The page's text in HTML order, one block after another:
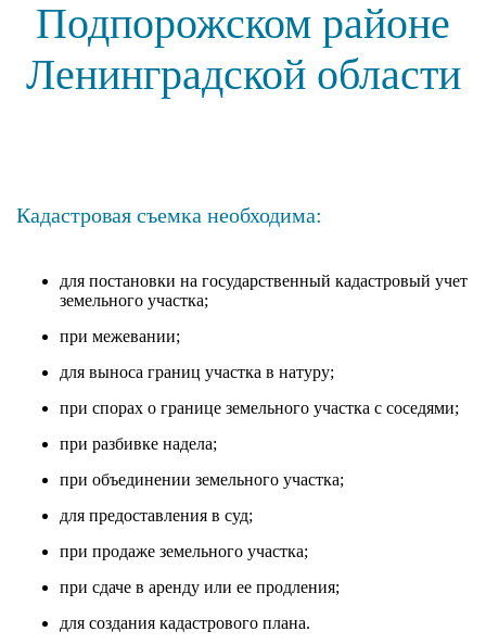
Подпорожском районе
Ленинградской области
Кадастровая съемка необходима:
для постановки на государственный кадастровый учет
земельного участка;
при межевании;
для выноса границ участка в натуру;
при спорах о границе земельного участка с соседями;
при разбивке надела;
при объединении земельного участка;
для предоставления в суд;
при продаже земельного участка;
при сдаче в аренду или ее продления;
для создания кадастрового плана.